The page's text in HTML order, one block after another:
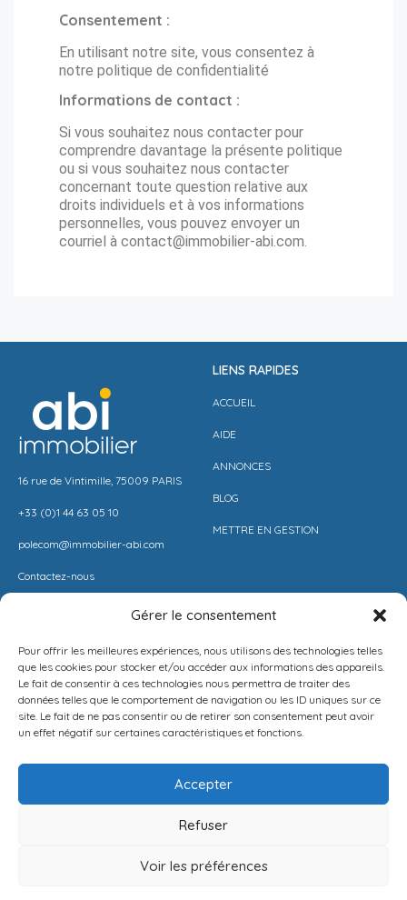
Gérer le consentement
Pour offrir les meilleures expériences, nous utilisons des technologies telles
que les cookies pour stocker et/ou accéder aux informations des appareils.
Le fait de consentir à ces technologies nous permettra de traiter des
données telles que le comportement de navigation ou les ID uniques sur ce
site. Le fait de ne pas consentir ou de retirer son consentement peut avoir
un effet négatif sur certaines caractéristiques et fonctions.
Accepter
Refuser
Voir les préférences
Consentement :
En utilisant notre site, vous consentez à
notre politique de confidentialité
Informations de contact :
Si vous souhaitez nous contacter pour
comprendre davantage la présente politique
ou si vous souhaitez nous contacter
concernant toute question relative aux
droits individuels et à vos informations
personnelles, vous pouvez envoyer un
courriel à contact@immobilier-abi.com.
16 rue de Vintimille, 75009 PARIS
+33 (0)1 44 63 05 10
polecom@immobilier-abi.com
Contactez-nous
LIENS RAPIDES
ACCUEIL
AIDE
ANNONCES
BLOG
METTRE EN GESTION
ESTIMER MON LOYER
PROPOSEZ VOTRE APPARTEMENT
CONDITIONS DE VENTE
LA SOLUTION IMMO
POLITIQUE DE CONFIDENTIALITÉ
[mc4wp_form id=1282]